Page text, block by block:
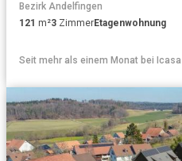
Bezirk Andelfingen
121 m²3 ZimmerEtagenwohnung
Seit mehr als einem Monat bei Icasa